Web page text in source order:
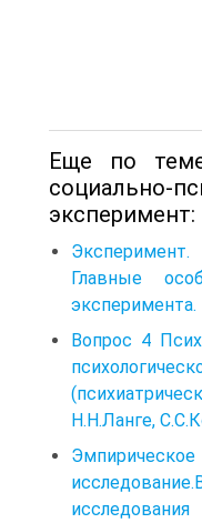
Еще по
социально-
эксперимент:
Главные
эксперимента.
Вопрос 4
Н.Н.Ланге,